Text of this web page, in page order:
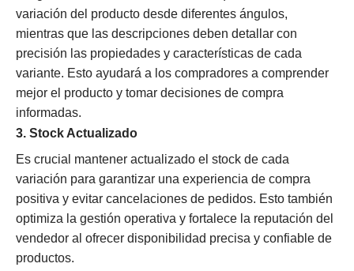
variación del producto desde diferentes ángulos,
mientras que las descripciones deben detallar con
precisión las propiedades y características de cada
variante. Esto ayudará a los compradores a comprender
mejor el producto y tomar decisiones de compra
informadas.
3. Stock Actualizado
Es crucial mantener actualizado el stock de cada
variación para garantizar una experiencia de compra
positiva y evitar cancelaciones de pedidos. Esto también
optimiza la gestión operativa y fortalece la reputación del
vendedor al ofrecer disponibilidad precisa y confiable de
productos.